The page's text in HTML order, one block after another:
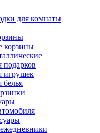
для комнаты
корзины
подарков
игрушек
белья